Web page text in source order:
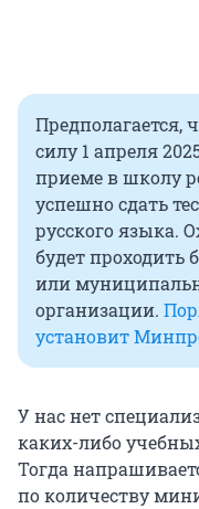
Предполагается,
силу 1 апреля
приеме в школу
успешно сдать
русского языка.
будет проходить
или
организации.
установит
У нас нет
каких-либо
Тогда
по количеству